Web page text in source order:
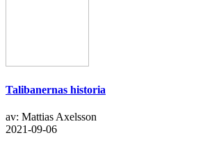
Talibanernas historia
av: Mattias Axelsson
2021-09-06